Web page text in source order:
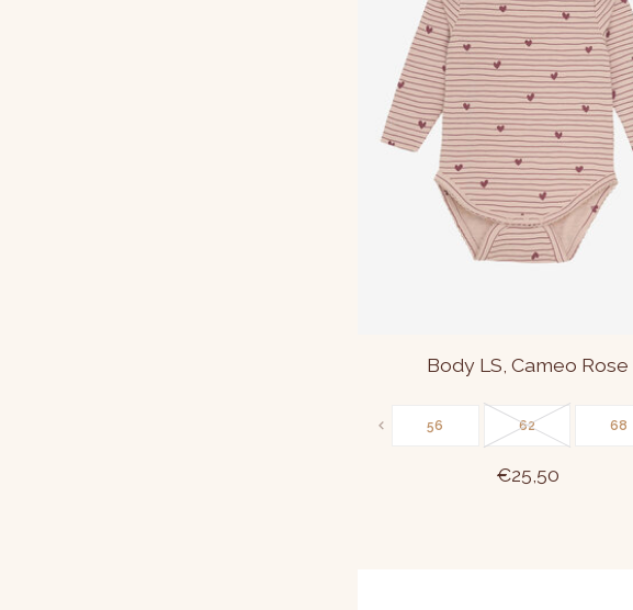
Body LS, Cameo Rose
56 62 68
€25,50